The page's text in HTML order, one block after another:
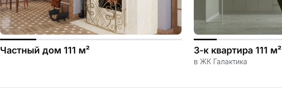
Частный дом 111 м² 3-к квартира 111 м²
в ЖК Галактика